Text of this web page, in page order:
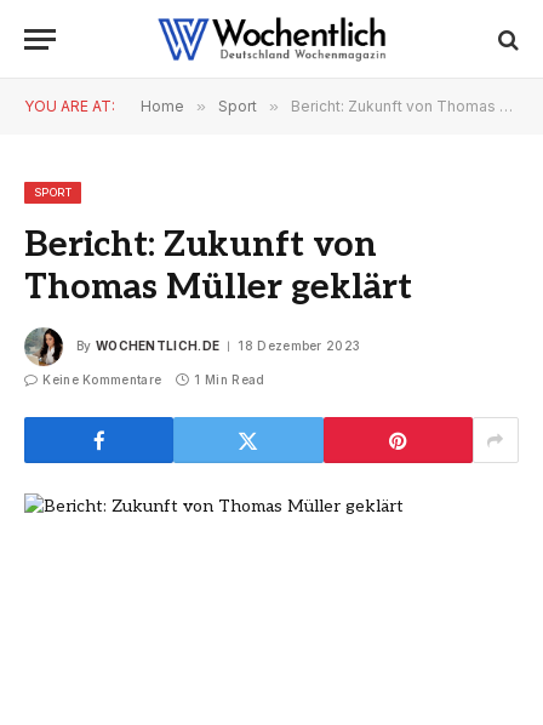
YOU ARE AT: Home » Sport » Bericht: Zukunft von Thomas Müller geklärt
SPORT
Bericht: Zukunft von
Thomas Müller geklärt
By WOCHENTLICH.DE 18 Dezember 2023
Keine Kommentare 1 Min Read